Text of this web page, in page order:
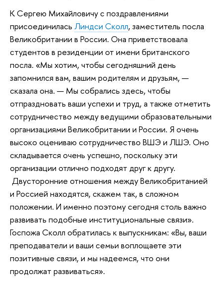
К Сергею Михайловичу с поздравлениями
присоединилась Линдси Сколл, заместитель посла
Великобритании в России. Она приветствовала
студентов в резиденции от имени британского
посла. «Мы хотим, чтобы сегодняшний день
запомнился вам, вашим родителям и друзьям, —
сказала она. — Мы собрались здесь, чтобы
отпраздновать ваши успехи и труд, а также отметить
сотрудничество между ведущими образовательными
организациями Великобритании и России. Я очень
высоко оцениваю сотрудничество ВШЭ и ЛШЭ. Оно
складывается очень успешно, поскольку эти
организации отлично подходят друг к другу.
Двусторонние отношения между Великобританией
и Россией находятся, скажем так, в сложном
положении. И именно поэтому сегодня столь важно
развивать подобные институциональные связи».
Госпожа Сколл обратилась к выпускникам: «Вы, ваши
преподаватели и ваши семьи воплощаете эти
позитивные связи, и мы надеемся, что они
продолжат развиваться».